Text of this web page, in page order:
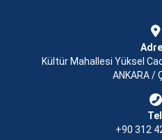
Kültür Mahallesi Yüksel
ANKARA /
+90 312